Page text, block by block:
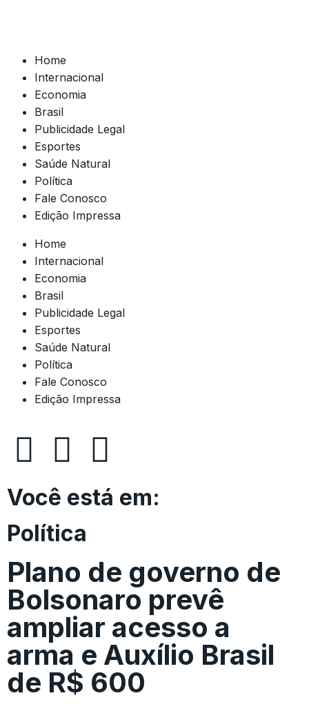
Home
Internacional
Economia
Brasil
Publicidade Legal
Esportes
Saúde Natural
Política
Fale Conosco
Edição Impressa
Home
Internacional
Economia
Brasil
Publicidade Legal
Esportes
Saúde Natural
Política
Fale Conosco
Edição Impressa
Você está em:
Política
Plano de governo de
Bolsonaro prevê
ampliar acesso a
arma e Auxílio Brasil
de R$ 600